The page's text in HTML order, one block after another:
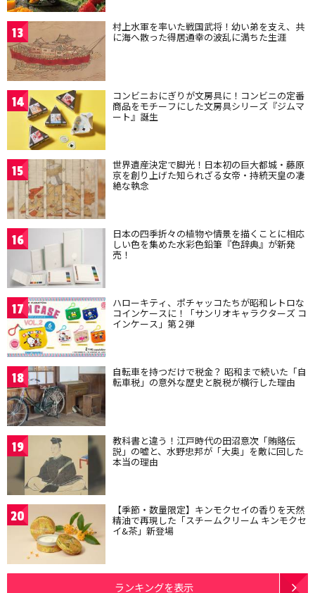
13 村上水軍を率いた戦国武将！幼い弟を支え、共
に海へ散った得居通幸の波乱に満ちた生涯
14 コンビニおにぎりが文房具に！コンビニの定番
商品をモチーフにした文房具シリーズ『ジムマ
ート』誕生
15 世界遺産決定で脚光！日本初の巨大都城・藤原
京を創り上げた知られざる女帝・持統天皇の凄
絶な執念
16 日本の四季折々の植物や情景を描くことに相応
しい色を集めた水彩色鉛筆『色辞典』が新発
売！
17 ハローキティ、ポチャッコたちが昭和レトロな
コインケースに！「サンリオキャラクターズ コ
インケース」第２弾
18 自転車を持つだけで税金？ 昭和まで続いた「自
転車税」の意外な歴史と脱税が横行した理由
19 教科書と違う！江戸時代の田沼意次「賄賂伝
説」の嘘と、水野忠邦が「大奥」を敵に回した
本当の理由
20 【季節・数量限定】キンモクセイの香りを天然
精油で再現した「スチームクリーム キンモクセ
イ&茶」新登場
ランキングを表示